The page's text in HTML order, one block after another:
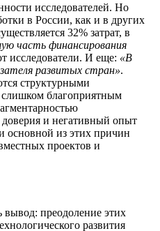
исследователей. Но
в России, как и в других
32% затрат, в
часть финансирования
исследователи. И еще: «В
развитых стран».
структурными
слишком благоприятным
и негативный опыт
основной из этих причин
проектов и
вывод: преодоление этих
развития